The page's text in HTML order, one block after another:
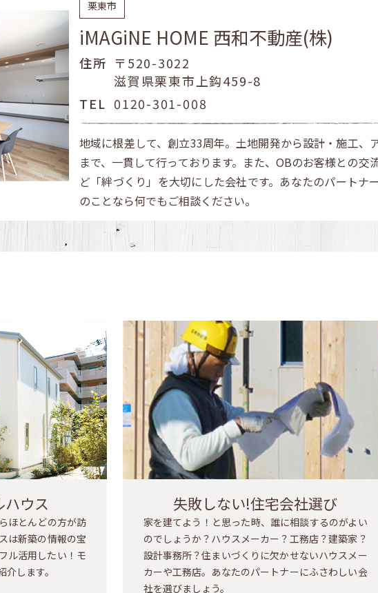
栗東市
iMAGiNE HOME 西和不動産(株)
住所 〒520-3022
滋賀県栗東市上鈎459-8
TEL 0120-301-008
地域に根差して、創立33周年。土地開発から設計・施工、
まで、一貫して行っております。また、OBのお客様との交
ど「絆づくり」を大切にした会社です。あなたのパートナ
のことなら何でもご相談ください。
ウス
ほとんどの方が訪
は新築の情報の宝
ル活用したい！モ
します。
失敗しない!住宅会社選び
家を建てよう！と思った時、誰に相談するのがよい
のでしょうか？ハウスメーカー？工務店？建築家？
設計事務所？住まいづくりに欠かせないハウスメー
カーや工務店。あなたのパートナーにふさわしい会
社を選びましょう。